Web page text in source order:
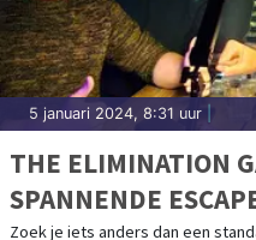
5 januari 2024, 8:31 uur
THE ELIMINATION
SPANNENDE
Zoek je iets anders dan een